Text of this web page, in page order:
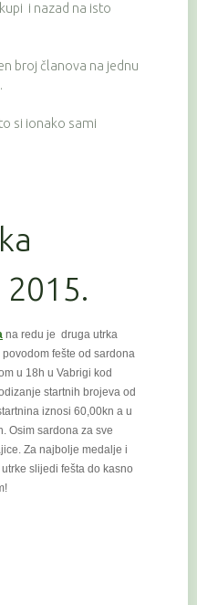
i nazad na isto
broj članova na jednu
si ionako sami
na redu je druga utrka
fešte od sardona
u 18h u Vabrigi kod
startnih brojeva od
iznosi 60,00kn a u
Osim sardona za sve
Za najbolje medalje i
slijedi fešta do kasno